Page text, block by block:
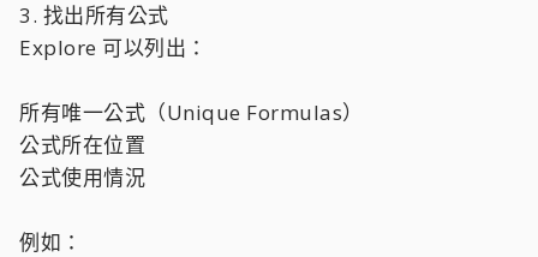
3. 找出所有公式
Explore 可以列出：
所有唯一公式（Unique Formulas）
公式所在位置
公式使用情況
例如：